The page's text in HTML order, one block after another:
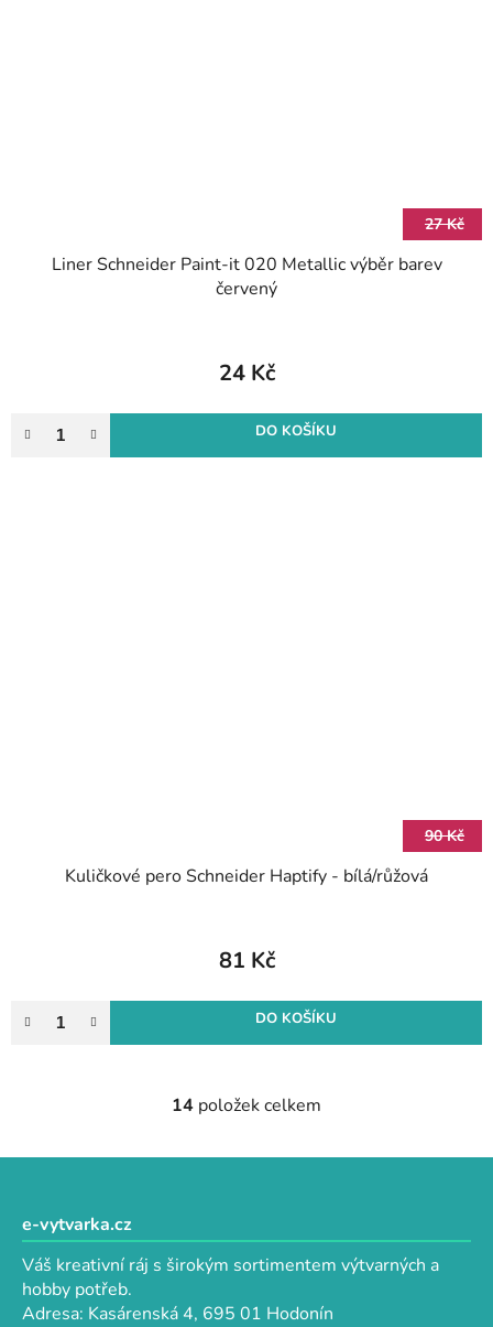
27 Kč
Liner Schneider Paint-it 020 Metallic výběr barev
červený
24 Kč
DO KOŠÍKU
90 Kč
Kuličkové pero Schneider Haptify - bílá/růžová
81 Kč
DO KOŠÍKU
O
l
a
c
p
14 položek celkem
e-vytvarka.cz
Váš kreativní ráj s širokým sortimentem výtvarných a
hobby potřeb.
Adresa: Kasárenská 4, 695 01 Hodonín